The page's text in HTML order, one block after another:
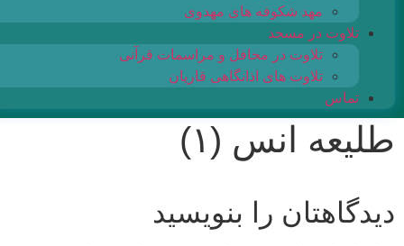
مهد شکوفه های مهدوی
تلاوت در مسجد
تلاوت در محافل و مراسمات قرآنی
تلاوت های اذانگاهی قاریان
تماس
طلیعه انس (۱)
دیدگاهتان را بنویسید